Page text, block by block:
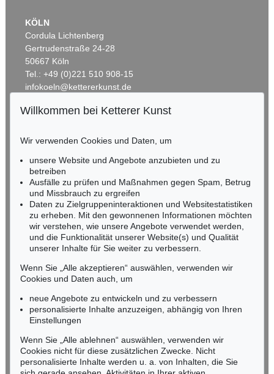
Auktion 430 - Lot 160
Ergebnis:€ 9.360
Auktion 266 - Lot 42
Cosmographey. 1592. 17. dt. Ausg., 1592
Ergebnis:€ 8.625
Cosmographey. 1598.
Ergebnis:€ 7.371
KÖLN
Cordula Lichtenberg
Gertrudenstraße 24-28
50667 Köln
Tel.: +49 (0)221 510 908-15
infokoeln@kettererkunst.de
RHEINLAND-PFALZ
Miriam Heß
Tel.: +49 (0)62 21 58 80-038
Fax: +49 (0)62 21 58 80-595
infoheidelberg@kettererkunst.de
NORDDEUTSCHLAND
Nico Kassel, M.A.
Tel.: +49 (0)89 55244-164
Mobil: +49 (0)171 8618661
n.kassel@kettererkunst.de
Keine Auktion mehr verpassen!
Wir informieren Sie rechtzeitig.
Willkommen bei Ketterer Kunst
Wir verwenden Cookies und Daten, um
unsere Website und Angebote anzubieten und zu
betreiben
Ausfälle zu prüfen und Maßnahmen gegen Spam, Betrug
und Missbrauch zu ergreifen
Daten zu Zielgruppeninteraktionen und Websitestatistiken
zu erheben. Mit den gewonnenen Informationen möchten
wir verstehen, wie unsere Angebote verwendet werden,
und die Funktionalität unserer Website(s) und Qualität
unserer Inhalte für Sie weiter zu verbessern.
Wenn Sie „Alle akzeptieren“ auswählen, verwenden wir
Cookies und Daten auch, um
neue Angebote zu entwickeln und zu verbessern
personalisierte Inhalte anzuzeigen, abhängig von Ihren
Einstellungen
Wenn Sie „Alle ablehnen“ auswählen, verwenden wir
Cookies nicht für diese zusätzlichen Zwecke. Nicht
personalisierte Inhalte werden u. a. von Inhalten, die Sie